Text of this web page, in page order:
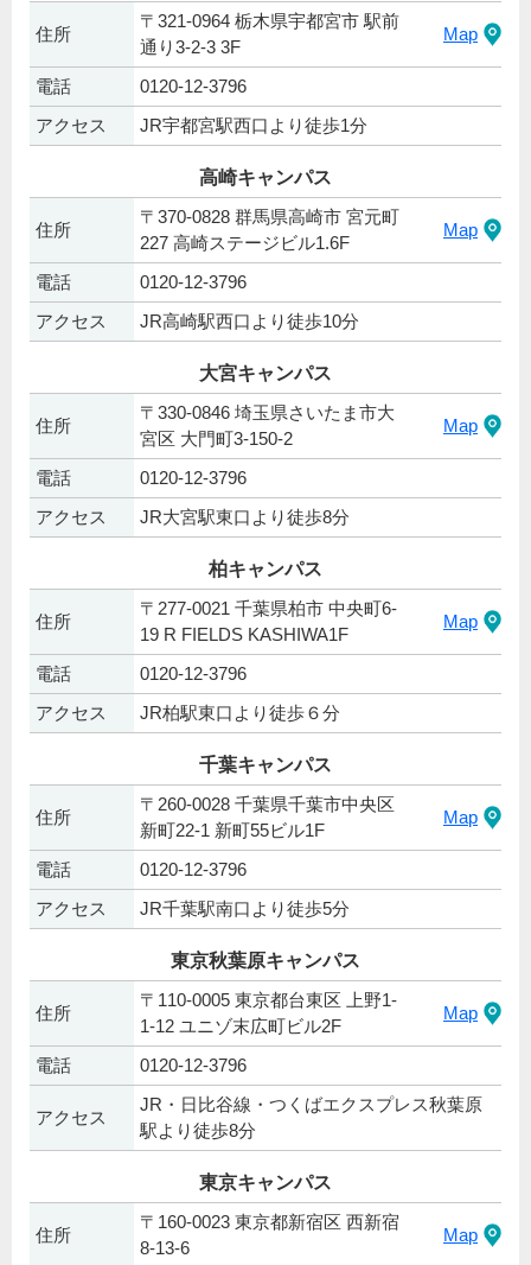
住所
〒321-0964 栃木県宇都宮市 駅前
通り3-2-3 3F
Map
電話
0120-12-3796
アクセス
JR宇都宮駅西口より徒歩1分
高崎キャンパス
住所
〒370-0828 群馬県高崎市 宮元町
227 高崎ステージビル1.6F
Map
電話
0120-12-3796
アクセス
JR高崎駅西口より徒歩10分
大宮キャンパス
住所
〒330-0846 埼玉県さいたま市大
宮区 大門町3-150-2
Map
電話
0120-12-3796
アクセス
JR大宮駅東口より徒歩8分
柏キャンパス
住所
〒277-0021 千葉県柏市 中央町6-
19 R FIELDS KASHIWA1F
Map
電話
0120-12-3796
アクセス
JR柏駅東口より徒歩６分
千葉キャンパス
住所
〒260-0028 千葉県千葉市中央区
新町22-1 新町55ビル1F
Map
電話
0120-12-3796
アクセス
JR千葉駅南口より徒歩5分
東京秋葉原キャンパス
住所
〒110-0005 東京都台東区 上野1-
1-12 ユニゾ末広町ビル2F
Map
電話 0120-12-3796
アクセス
JR・日比谷線・つくばエクスプレス秋葉原
駅より徒歩8分
東京キャンパス
住所
〒160-0023 東京都新宿区 西新宿
8-13-6
Map